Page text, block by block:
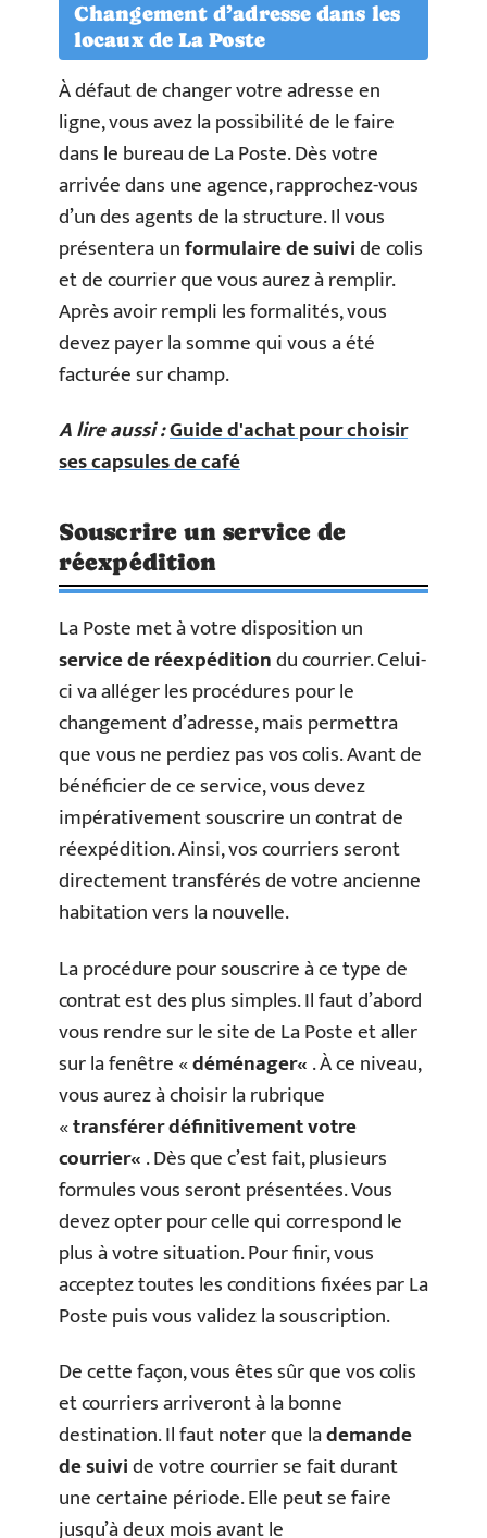
Changement d’adresse dans les
locaux de La Poste
À défaut de changer votre adresse en
ligne, vous avez la possibilité de le faire
dans le bureau de La Poste. Dès votre
arrivée dans une agence, rapprochez-vous
d’un des agents de la structure. Il vous
présentera unformulaire de suivide colis
et de courrier que vous aurez à remplir.
Après avoir rempli les formalités, vous
devez payer la somme qui vous a été
facturée sur champ.
A lire aussi :Guide d'achat pour choisir
ses capsules de café
Souscrire un service de
réexpédition
La Poste met à votre disposition un
service de réexpéditiondu courrier. Celui-
ci va alléger les procédures pour le
changement d’adresse, mais permettra
que vous ne perdiez pas vos colis. Avant de
bénéficier de ce service, vous devez
impérativement souscrire un contrat de
réexpédition. Ainsi, vos courriers seront
directement transférés de votre ancienne
habitation vers la nouvelle.
La procédure pour souscrire à ce type de
contrat est des plus simples. Il faut d’abord
vous rendre sur le site de La Poste et aller
sur la fenêtre «déménager«. À ce niveau,
vous aurez à choisir la rubrique
«transférer définitivement votre
courrier«. Dès que c’est fait, plusieurs
formules vous seront présentées. Vous
devez opter pour celle qui correspond le
plus à votre situation. Pour finir, vous
acceptez toutes les conditions fixées par La
Poste puis vous validez la souscription.
De cette façon, vous êtes sûr que vos colis
et courriers arriveront à la bonne
destination. Il faut noter que lademande
de suivide votre courrier se fait durant
une certaine période. Elle peut se faire
jusqu’à deux mois avant le